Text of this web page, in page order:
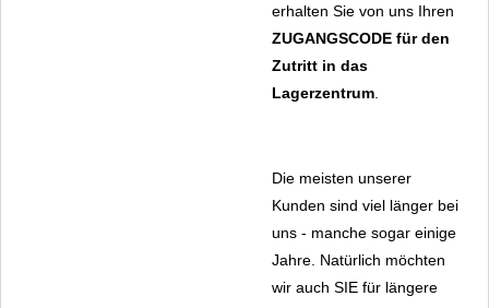
erhalten Sie von uns Ihren
ZUGANGSCODE für den
Zutritt in das
Lagerzentrum.
Die meisten unserer
Kunden sind viel länger bei
uns - manche sogar einige
Jahre. Natürlich möchten
wir auch SIE für längere